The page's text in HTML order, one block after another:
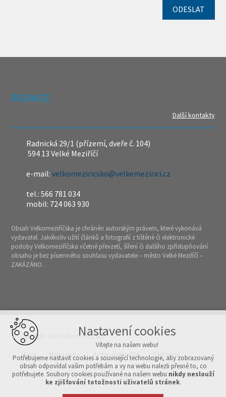
REDAKCE
Další kontakty
Radnická 29/1 (přízemí, dveře č. 104)
594 13 Velké Meziříčí
e-mail:velkomeziricsko@velkemezirici.cz
tel.: 566 781 034
mobil: 724 063 930
Obsah Velkomeziříčska je chráněn autorským právem, které vykonává
vydavatel. Jakékoliv užití článků a fotografií z tištěné či elektronické
podoby Velkomeziříčska včetně převzetí, šíření či dalšího zpřístupňování
obsahu je bez písemného souhlasu vydavatele – město Velké Meziříčí –
ZAKÁZÁNO.
© Copyright 2026 Velkomeziříčsko
Úvod Mapa webu Archiv čísel v PDF Přihlášení
Vytvořeno v xart.cz
Nastavení cookies
Vítejte na našem webu!
Potřebujeme nastavit cookies a související technologie, aby zobrazovaný
obsah odpovídal vašim potřebám a vy na webu nalezli přesně to, co
potřebujete. Soubory cookies používané na našem webu nikdy neslouží
ke zjišťování totožnosti uživatelů stránek.